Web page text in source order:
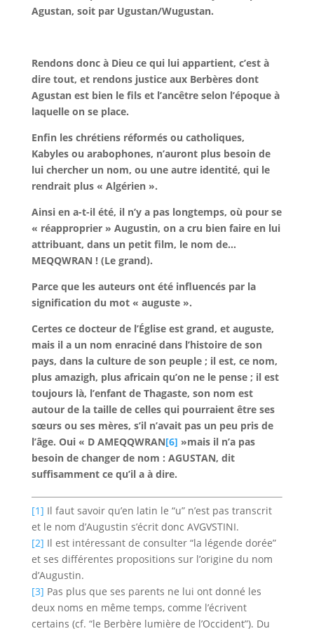
Agustan, soit par Ugustan/Wugustan.
Rendons donc à Dieu ce qui lui appartient, c’est à
dire tout, et rendons justice aux Berbères dont
Agustan est bien le fils et l’ancêtre selon l’époque à
laquelle on se place.
Enfin les chrétiens réformés ou catholiques,
Kabyles ou arabophones, n’auront plus besoin de
lui chercher un nom, ou une autre identité, qui le
rendrait plus « Algérien ».
Ainsi en a-t-il été, il n’y a pas longtemps, où pour se
« réapproprier » Augustin, on a cru bien faire en lui
attribuant, dans un petit film, le nom de…
MEQQWRAN ! (Le grand).
Parce que les auteurs ont été influencés par la
signification du mot « auguste ».
Certes ce docteur de l’Église est grand, et auguste,
mais il a un nom enraciné dans l’histoire de son
pays, dans la culture de son peuple ; il est, ce nom,
plus amazigh, plus africain qu’on ne le pense ; il est
toujours là, l’enfant de Thagaste, son nom est
autour de la taille de celles qui pourraient être ses
sœurs ou ses mères, s’il n’avait pas un peu pris de
l’âge. Oui « D AMEQQWRAN[6] »mais il n’a pas
besoin de changer de nom : AGUSTAN, dit
suffisamment ce qu’il a à dire.
[1] Il faut savoir qu’en latin le “u” n’est pas transcrit
et le nom d’Augustin s’écrit donc AVGVSTINI.
[2] Il est intéressant de consulter “la légende dorée”
et ses différentes propositions sur l’origine du nom
d’Augustin.
[3] Pas plus que ses parents ne lui ont donné les
deux noms en même temps, comme l’écrivent
certains (cf. “le Berbère lumière de l’Occident”). Du